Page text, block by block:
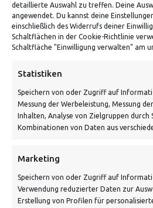
detaillierte Auswahl zu treffen. Deine
angewendet. Du kannst deine
einschließlich des Widerrufs deiner
Schaltflächen in der Cookie-Richtlinie
Schaltfläche "Einwilligung verwalten" am
Statistiken
Speichern von oder Zugriff auf
Messung der Werbeleistung, Messung
Inhalten, Analyse von Zielgruppen durch
Kombinationen von Daten aus
Marketing
Speichern von oder Zugriff auf
Verwendung reduzierter Daten zur
Erstellung von Profilen für
ADRESSE
Von Tiling GmbH
Kontakt: Mo - Fr von 10:00
info@vontiling.de